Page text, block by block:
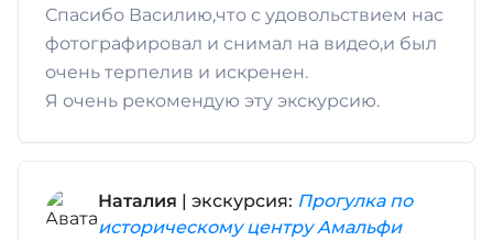
Спасибо Василию,что с удовольствием нас
фотографировал и снимал на видео,и был
очень терпелив и искренен.
Я очень рекомендую эту экскурсию.
Наталия | экскурсия: Прогулка по
историческому центру Амальфи